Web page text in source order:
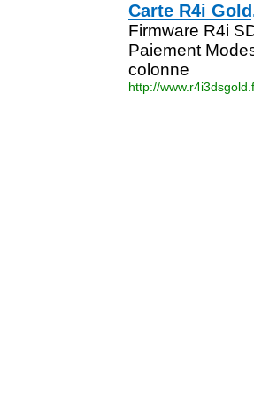
Carte R4i
Firmware R4i
Paiement
colonne
http://